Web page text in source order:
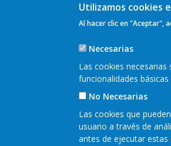
Utilizamos cookies
Al hacer clic en "Aceptar",
Necesarias
Las cookies
funcionalidades
No Necesarias
Las cookies que
usuario a través de
antes de ejecutar